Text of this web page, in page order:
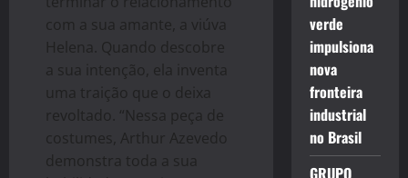
com a sua amante, a viúva
Helena. Quando descobre
a sua intenção, ela inventa
uma traição que o deixa
revoltado. “Nessa peça de
costumes, Arthur Azevedo
demonstra toda a sua
verde
impulsiona
nova
fronteira
industrial
no Brasil